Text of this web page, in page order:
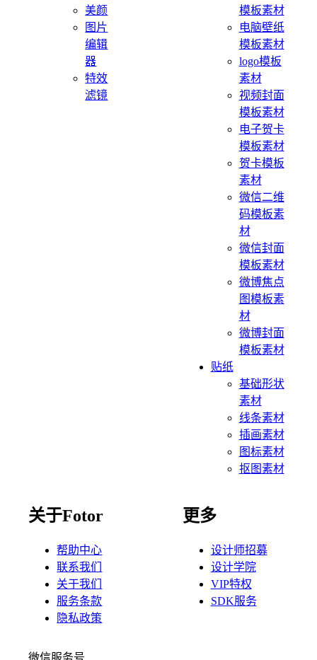
美颜
图片
编辑
器
特效
滤镜
模板素材
电脑壁纸
模板素材
logo模板
素材
视频封面
模板素材
电子贺卡
模板素材
贺卡模板
素材
微信二维
码模板素
材
微信封面
模板素材
微博焦点
图模板素
材
微博封面
模板素材
贴纸
基础形状
素材
线条素材
插画素材
图标素材
抠图素材
关于Fotor
帮助中心
联系我们
关于我们
服务条款
隐私政策
更多
设计师招募
设计学院
VIP特权
SDK服务
微信服务号